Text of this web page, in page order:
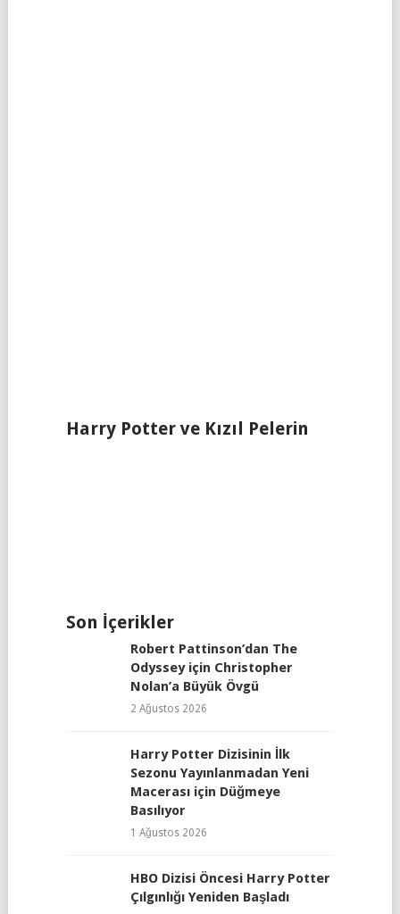
Harry Potter ve Kızıl Pelerin
Son İçerikler
Robert Pattinson’dan The
Odyssey için Christopher
Nolan’a Büyük Övgü
2 Ağustos 2026
Harry Potter Dizisinin İlk
Sezonu Yayınlanmadan Yeni
Macerası için Düğmeye
Basılıyor
1 Ağustos 2026
HBO Dizisi Öncesi Harry Potter
Çılgınlığı Yeniden Başladı